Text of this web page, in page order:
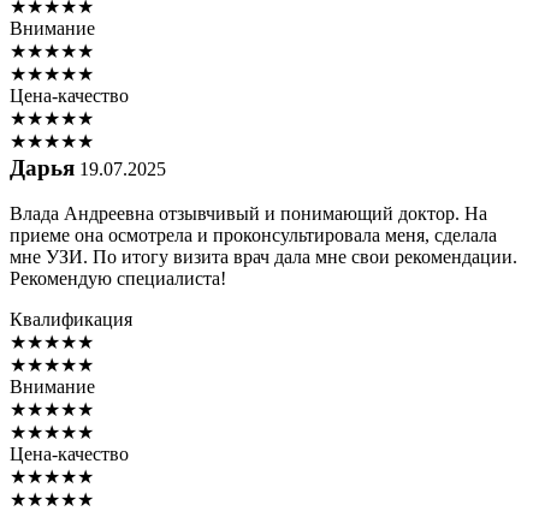
★★★★★
Внимание
★★★★★
★★★★★
Цена-качество
★★★★★
★★★★★
Дарья 19.07.2025
Влада Андреевна отзывчивый и понимающий доктор. На
приеме она осмотрела и проконсультировала меня, сделала
мне УЗИ. По итогу визита врач дала мне свои рекомендации.
Рекомендую специалиста!
Квалификация
★★★★★
★★★★★
Внимание
★★★★★
★★★★★
Цена-качество
★★★★★
★★★★★